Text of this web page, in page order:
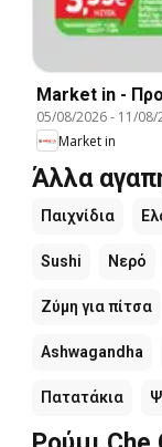
Market in -
05/08/2026- 11/08/
Market in
Άλλα
Παιχνίδια
Sushi Νερό
Ζύμη για πίτσα
Ashwagandha
Πατατάκια